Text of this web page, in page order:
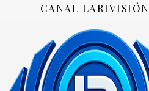
CANAL LARIVISIÓN